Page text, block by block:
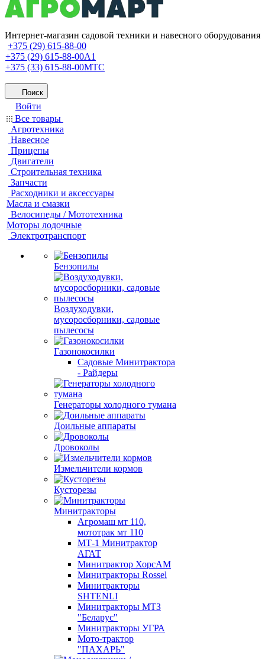
Интернет-магазин садовой техники и навесного оборудования
+375 (29) 615-88-00
+375 (29) 615-88-00A1
+375 (33) 615-88-00МТС
Поиск
Войти
Все товары
Агротехника
Навесное
Прицепы
Двигатели
Строительная техника
Запчасти
Расходники и аксессуары
Масла и смазки
Велосипеды / Мототехника
Моторы лодочные
Электротранспорт
Бензопилы
Воздуходувки,
мусоросборники, cадовые
пылесосы
Газонокосилки
Садовые Минитрактора
- Райдеры
Генераторы холодного тумана
Доильные аппараты
Дровоколы
Измельчители кормов
Кусторезы
Минитракторы
Агромаш мт 110,
мототрак мт 110
МТ-1 Минитрактор
АГАТ
Минитрактор ХорсАМ
Минитракторы Rossel
Минитракторы
SHTENLI
Минитракторы МТЗ
"Беларус"
Минитракторы УГРА
Мото-трактор
"ПАХАРЬ"